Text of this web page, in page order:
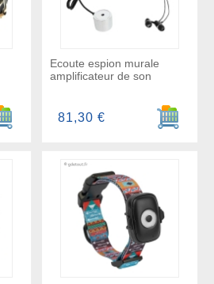
Ajouter au panier
Ecoute espion murale
amplificateur de son
Ajouter
81,30 €